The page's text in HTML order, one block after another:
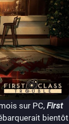
sur PC, First
bientôt